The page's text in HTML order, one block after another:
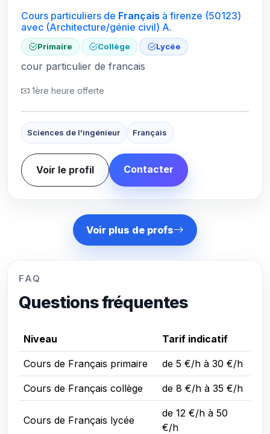
Cours particuliers de Françaisà firenze (50123)
avec (Architecture/génie civil) A.
Primaire Collège Lycée
cour particulier de francais
1ère heure offerte
Sciences de l'ingénieur Français
Voir le profil Contacter
Voir plus de profs
FAQ
Questions fréquentes
Niveau Tarif indicatif
Cours de Français primaire de 5 €/h à 30 €/h
Cours de Français collège de 8 €/h à 35 €/h
Cours de Français lycée
de 12 €/h à 50
€/h